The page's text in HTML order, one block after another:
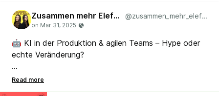
Zusammen mehr Elefant @zusammen_mehr_elefant
🤖 KI in der Produktion & agilen Teams – Hype oder
echte Veränderung?
Nadja und Alisa sprechen darüber, wo künstliche
Intelligenz bereits heute eingesetzt wird und welche